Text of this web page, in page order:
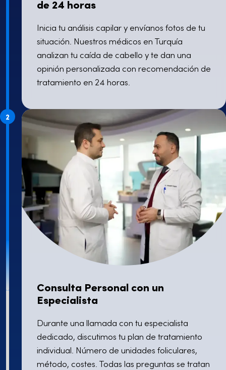
de 24 horas
Inicia tu análisis capilar y envíanos fotos de tu
situación. Nuestros médicos en Turquía
analizan tu caída de cabello y te dan una
opinión personalizada con recomendación de
tratamiento en 24 horas.
2
Consulta Personal con un
Especialista
Durante una llamada con tu especialista
dedicado, discutimos tu plan de tratamiento
individual. Número de unidades foliculares,
método, costes. Todas las preguntas se tratan